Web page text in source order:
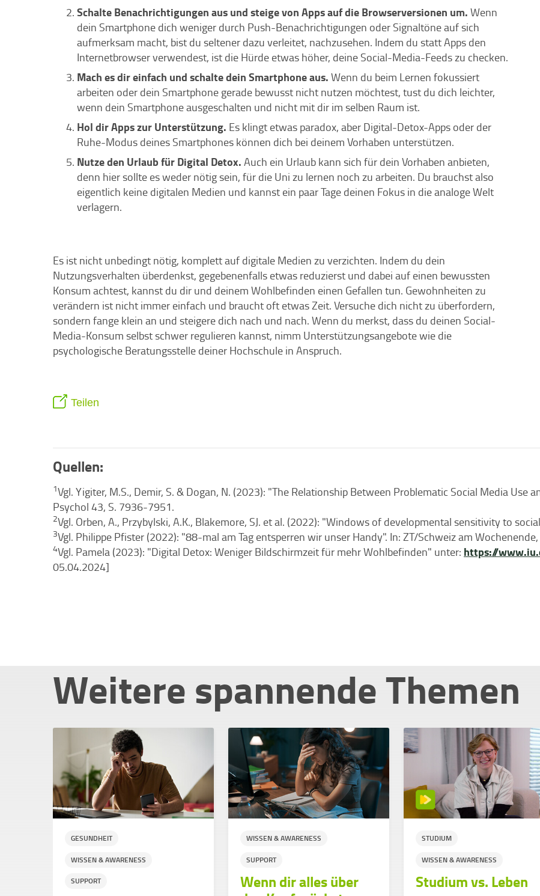
Schalte Benachrichtigungen aus und steige von Apps auf die Browserversionen um. Wenn
dein Smartphone dich weniger durch Push-Benachrichtigungen oder Signaltöne auf sich
aufmerksam macht, bist du seltener dazu verleitet, nachzusehen. Indem du statt Apps den
Internetbrowser verwendest, ist die Hürde etwas höher, deine Social-Media-Feeds zu checken.
Mach es dir einfach und schalte dein Smartphone aus. Wenn du beim Lernen fokussiert
arbeiten oder dein Smartphone gerade bewusst nicht nutzen möchtest, tust du dich leichter,
wenn dein Smartphone ausgeschalten und nicht mit dir im selben Raum ist.
Hol dir Apps zur Unterstützung. Es klingt etwas paradox, aber Digital-Detox-Apps oder der
Ruhe-Modus deines Smartphones können dich bei deinem Vorhaben unterstützen.
Nutze den Urlaub für Digital Detox. Auch ein Urlaub kann sich für dein Vorhaben anbieten,
denn hier sollte es weder nötig sein, für die Uni zu lernen noch zu arbeiten. Du brauchst also
eigentlich keine digitalen Medien und kannst ein paar Tage deinen Fokus in die analoge Welt
verlagern.
Es ist nicht unbedingt nötig, komplett auf digitale Medien zu verzichten. Indem du dein
Nutzungsverhalten überdenkst, gegebenenfalls etwas reduzierst und dabei auf einen bewussten
Konsum achtest, kannst du dir und deinem Wohlbefinden einen Gefallen tun. Gewohnheiten zu
verändern ist nicht immer einfach und braucht oft etwas Zeit. Versuche dich nicht zu überfordern,
sondern fange klein an und steigere dich nach und nach. Wenn du merkst, dass du deinen Social-
Media-Konsum selbst schwer regulieren kannst, nimm Unterstützungsangebote wie die
psychologische Beratungsstelle deiner Hochschule in Anspruch.
Teilen
Quellen:
1Vgl. Yigiter, M.S., Demir, S. & Dogan, N. (2023): "The Relationship Between Problematic Social Media Use
Psychol 43, S. 7936-7951.
2Vgl. Orben, A., Przybylski, A.K., Blakemore, SJ. et al. (2022): "Windows of developmental sensitivity to
3Vgl. Philippe Pfister (2022): "88-mal am Tag entsperren wir unser Handy". In: ZT/Schweiz am
4Vgl. Pamela (2023): "Digital Detox: Weniger Bildschirmzeit für mehr Wohlbefinden" unter: https://
05.04.2024]
Weitere spannende Themen
GESUNDHEIT
WISSEN & AWARENESS
SUPPORT
WISSEN & AWARENESS
SUPPORT
Wenn dir alles über
STUDIUM
WISSEN & AWARENESS
Studium vs. Leben